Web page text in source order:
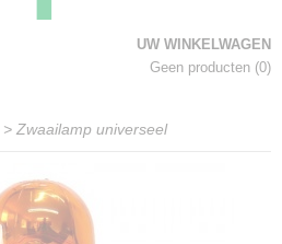
UW WINKELWAGEN
Geen producten (0)
> Zwaailamp universeel